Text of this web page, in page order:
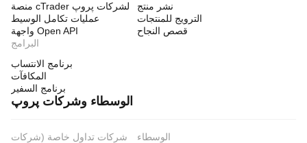
منصة cTrader لشركات پروپ
عمليات تكامل الوسيط
واجهة Open API
نشر منتج
الترويج للمنتجات
قصص النجاح
البرامج
برنامج الانتساب
المكافآت
برنامج السفير
الوسطاء وشركات پروپ
شركات تداول خاصة (شركات
الوسطاء